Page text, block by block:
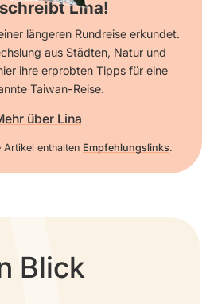
Lina!
längeren Rundreise erkundet.
aus Städten, Natur und
ihre erprobten Tipps für eine
Taiwan-Reise.
über Lina
Artikel enthalten Empfehlungslinks.
Blick